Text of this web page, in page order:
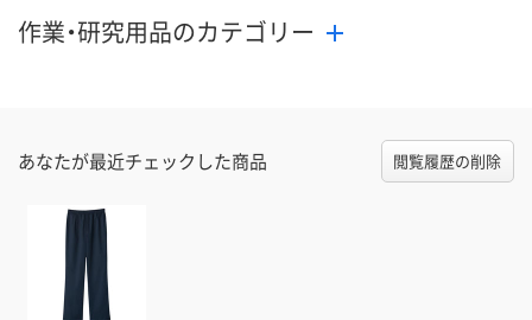
作業・研究用品のカテゴリー
あなたが最近チェックした商品 閲覧履歴の削除